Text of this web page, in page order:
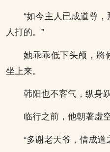
“如今主人已成道尊
人打的。”
她乖乖低下头颅，將
坐上来。
韩阳也不客气，纵身
临行之前，他朝著虚
“多谢老天爷，借成道